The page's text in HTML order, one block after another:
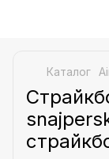
Каталог